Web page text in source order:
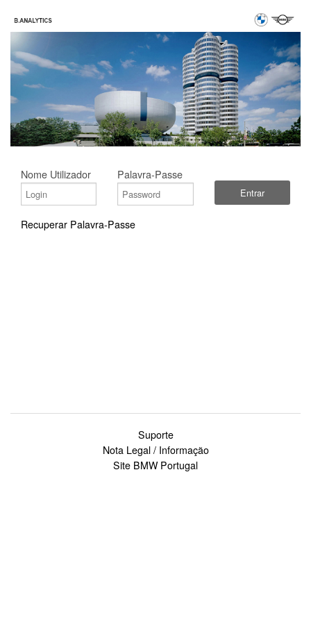
Nome Utilizador Palavra-Passe
Entrar
Recuperar Palavra-Passe
Suporte
Nota Legal / Informação
Site BMW Portugal